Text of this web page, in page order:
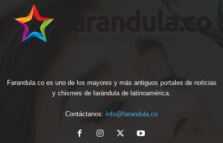
Farandula.co es uno de los mayores y más antiguos portales de noticias
y chismes de farándula de latinoamérica.
Contáctanos: info@farandula.co